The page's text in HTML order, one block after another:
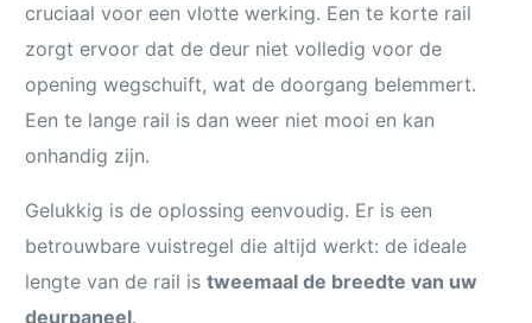
cruciaal voor een vlotte werking. Een te korte rail
zorgt ervoor dat de deur niet volledig voor de
opening wegschuift, wat de doorgang belemmert.
Een te lange rail is dan weer niet mooi en kan
onhandig zijn.
Gelukkig is de oplossing eenvoudig. Er is een
betrouwbare vuistregel die altijd werkt: de ideale
lengte van de rail istweemaal de breedte van uw
deurpaneel.